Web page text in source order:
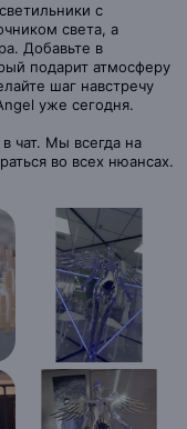
с
света, а
Добавьте в
подарит атмосферу
шаг навстречу
уже сегодня.
чат. Мы всегда на
во всех нюансах.